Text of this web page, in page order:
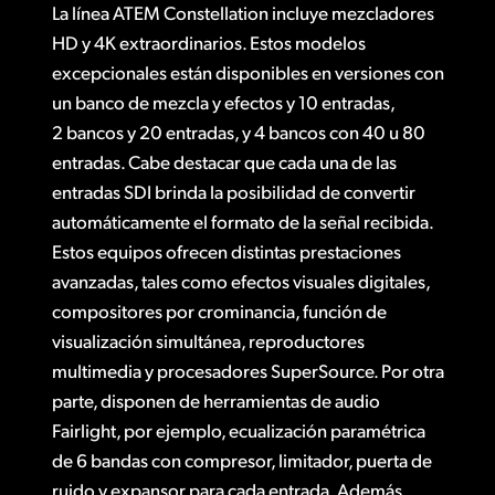
Especificaciones
Finland
France
Germany
Hong Kong SAR, China
Italy
Japan
Korea
Mexico
Malaysia
ATEM 1 M/E Constellation 4K
ATEM 4 M/E Constellation 4K
ATEM 2 M/E Constellation 4K
ATEM 4 M/E Constellation 4K Plus
D
iseñados para eventos en directo de gran magnitud
Estilo profesional con mezcla y efectos
Control desde el panel frontal
Hasta 48 salidas SDI personalizables
Puerto USB para programas informáticos
Paneles de control físicos o virtuales
La línea ATEM Constellation incluye mezcladores
HD y 4K extraordinarios. Estos modelos
excepcionales están disponibles en versiones con
un banco de mezcla y efectos y 10 entradas,
2 bancos y 20 entradas, y 4 bancos con 40 u 80
entradas. Cabe destacar que cada una de las
entradas SDI brinda la posibilidad de convertir
automáticamente el formato de la señal recibida.
Estos equipos ofrecen distintas prestaciones
avanzadas, tales como efectos visuales digitales,
compositores por crominancia, función de
visualización simultánea, reproductores
multimedia y procesadores SuperSource. Por otra
parte, disponen de herramientas de audio
Fairlight, por ejemplo, ecualización paramétrica
de 6 bandas con compresor, limitador, puerta de
ruido y expansor para cada entrada. Además,